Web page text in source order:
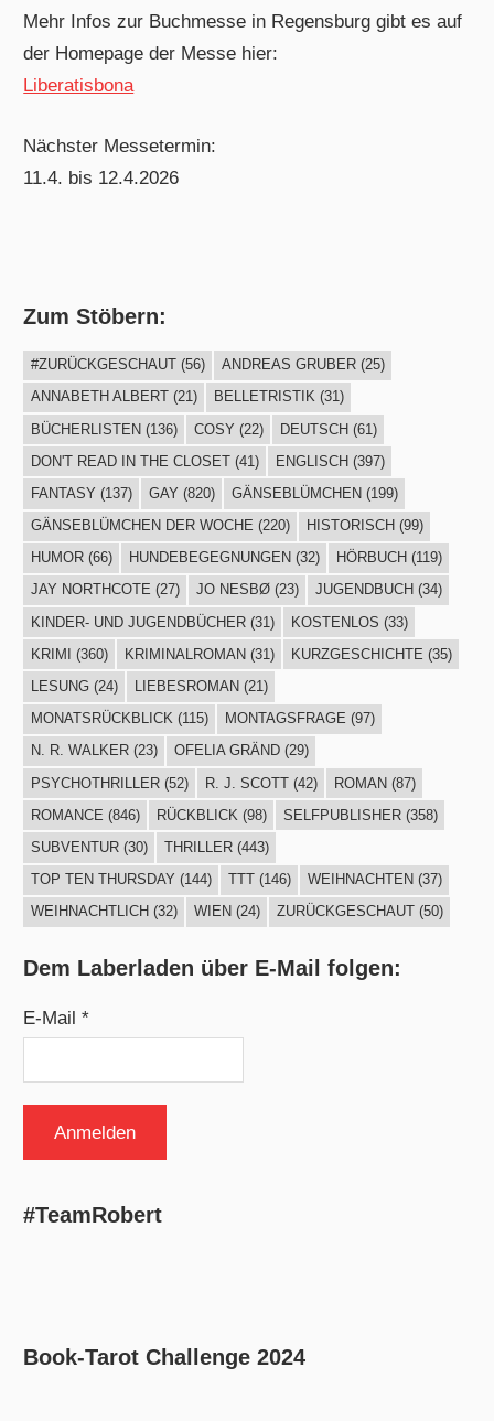
Mehr Infos zur Buchmesse in Regensburg gibt es auf
der Homepage der Messe hier:
Liberatisbona
Nächster Messetermin:
11.4. bis 12.4.2026
Zum Stöbern:
#ZURÜCKGESCHAUT(56) ANDREAS GRUBER(25)
ANNABETH ALBERT(21) BELLETRISTIK(31)
BÜCHERLISTEN(136) COSY (22) DEUTSCH(61)
DON'T READ IN THE CLOSET(41) ENGLISCH(397)
FANTASY (137) GAY (820) GÄNSEBLÜMCHEN (199)
GÄNSEBLÜMCHEN DER WOCHE (220) HISTORISCH (99)
HUMOR(66) HUNDEBEGEGNUNGEN (32) HÖRBUCH (119)
JAY NORTHCOTE (27) JO NESBØ(23) JUGENDBUCH (34)
KINDER- UND JUGENDBÜCHER(31) KOSTENLOS (33)
KRIMI
(360) KRIMINALROMAN (31) KURZGESCHICHTE (35)
LESUNG(24) LIEBESROMAN (21)
MONATSRÜCKBLICK(115) MONTAGSFRAGE (97)
N. R. WALKER(23) OFELIA GRÄND(29)
PSYCHOTHRILLER(52) R. J. SCOTT(42) ROMAN(87)
ROMANCE (846) RÜCKBLICK (98) SELFPUBLISHER(358)
SUBVENTUR(30) THRILLER(443)
TOP TEN THURSDAY (144) TTT(146) WEIHNACHTEN (37)
WEIHNACHTLICH (32) WIEN (24) ZURÜCKGESCHAUT(50)
Dem Laberladen über E-Mail folgen:
E-Mail *
#TeamRobert
Book-Tarot Challenge 2024